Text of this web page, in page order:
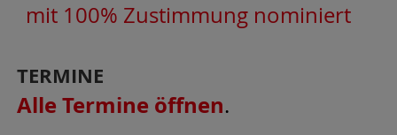
mit 100% Zustimmung nominiert
TERMINE
Alle Termine öffnen.